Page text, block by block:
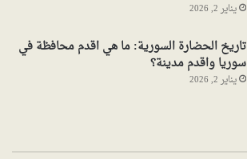
يناير 2, 2026
تاريخ الحضارة السورية: ما هي اقدم محافظة في
سوريا واقدم مدينة؟
يناير 2, 2026